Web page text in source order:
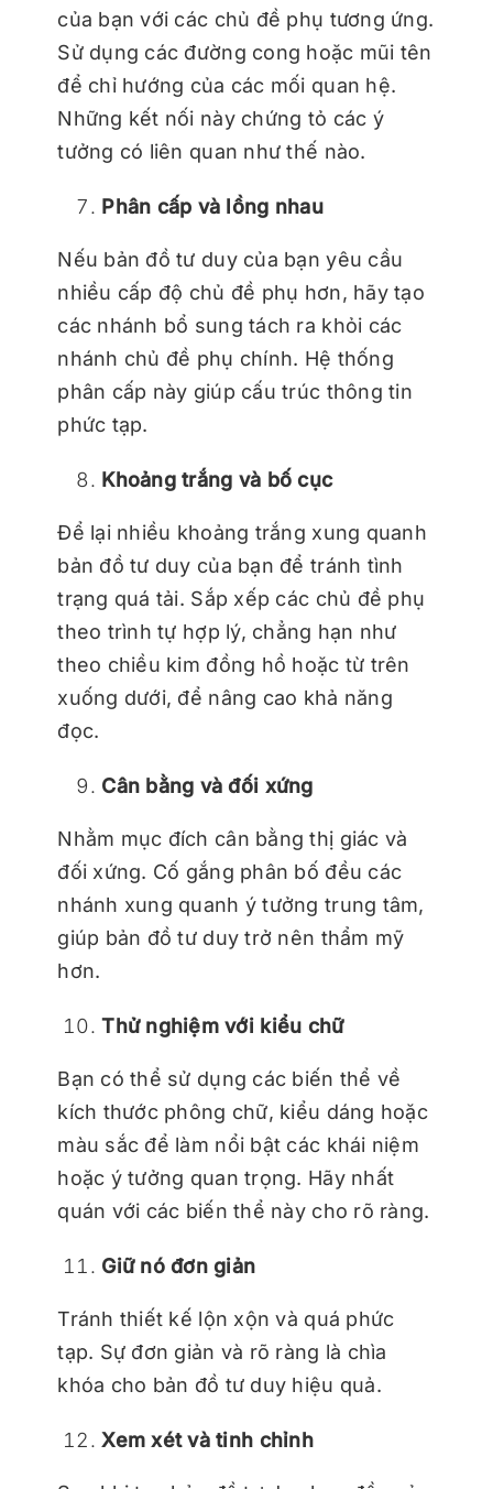
của bạn với các chủ đề phụ tương ứng.
Sử dụng các đường cong hoặc mũi tên
để chỉ hướng của các mối quan hệ.
Những kết nối này chứng tỏ các ý
tưởng có liên quan như thế nào.
Phân cấp và lồng nhau
Nếu bản đồ tư duy của bạn yêu cầu
nhiều cấp độ chủ đề phụ hơn, hãy tạo
các nhánh bổ sung tách ra khỏi các
nhánh chủ đề phụ chính. Hệ thống
phân cấp này giúp cấu trúc thông tin
phức tạp.
Khoảng trắng và bố cục
Để lại nhiều khoảng trắng xung quanh
bản đồ tư duy của bạn để tránh tình
trạng quá tải. Sắp xếp các chủ đề phụ
theo trình tự hợp lý, chẳng hạn như
theo chiều kim đồng hồ hoặc từ trên
xuống dưới, để nâng cao khả năng
đọc.
Cân bằng và đối xứng
Nhằm mục đích cân bằng thị giác và
đối xứng. Cố gắng phân bố đều các
nhánh xung quanh ý tưởng trung tâm,
giúp bản đồ tư duy trở nên thẩm mỹ
hơn.
Thử nghiệm với kiểu chữ
Bạn có thể sử dụng các biến thể về
kích thước phông chữ, kiểu dáng hoặc
màu sắc để làm nổi bật các khái niệm
hoặc ý tưởng quan trọng. Hãy nhất
quán với các biến thể này cho rõ ràng.
Giữ nó đơn giản
Tránh thiết kế lộn xộn và quá phức
tạp. Sự đơn giản và rõ ràng là chìa
khóa cho bản đồ tư duy hiệu quả.
Xem xét và tinh chỉnh